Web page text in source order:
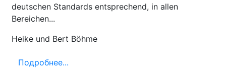
deutschen Standards entsprechend, in allen
Bereichen...
Heike und Bert Böhme
Подробнее...